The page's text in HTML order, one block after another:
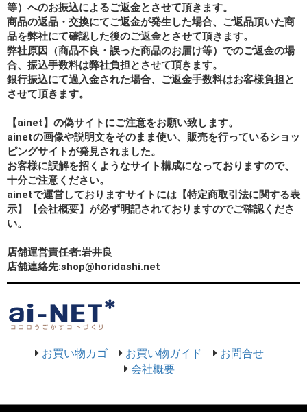
等）へのお振込によるご返金とさせて頂きます。
商品の返品・交換にてご返金が発生した場合、ご返品頂いた商
品を弊社にて確認した後のご返金とさせて頂きます。
弊社原因（商品不良・誤った商品のお届け等）でのご返金の場
合、振込手数料は弊社負担とさせて頂きます。
銀行振込にて過入金された場合、ご返金手数料はお客様負担と
させて頂きます。
【ainet】の偽サイトにご注意をお願い致します。
ainetの画像や説明文をそのまま使い、販売を行っているショッ
ピングサイトが発見されました。
お客様に誤解を招くようなサイト構成になっておりますので、
十分ご注意ください。
ainetで運営しておりますサイトには【特定商取引法に関する表
示】【会社概要】が必ず明記されておりますのでご確認くださ
い。
店舗運営責任者:岩井良
店舗連絡先:shop@horidashi.net
お買い物カゴ お買い物ガイド
お問合せ
会社概要